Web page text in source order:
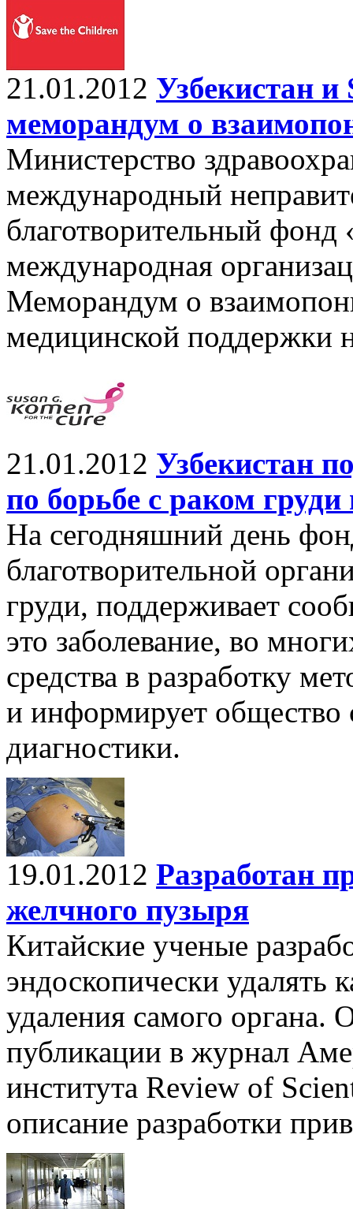
21.01.2012 Узбекистан
меморандум о
Министерство
международный
благотворительный
международная
Меморандум о
медицинской поддержки
21.01.2012 Узбекистан
по борьбе с раком
На сегодняшний день
благотворительной
груди, поддерживает
это заболевание, во
средства в разработку
и информирует общество
диагностики.
19.01.2012 Разработан
желчного пузыря
Китайские ученые
эндоскопически удалять
удаления самого органа.
публикации в журнал
института Review of
описание разработки